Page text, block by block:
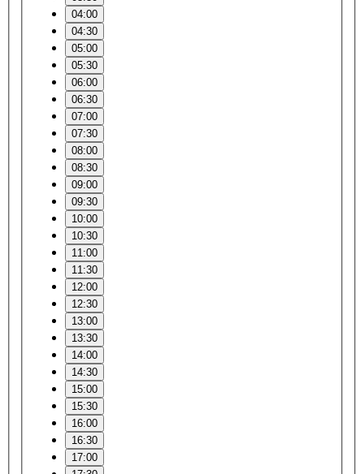
04:00
04:30
05:00
05:30
06:00
06:30
07:00
07:30
08:00
08:30
09:00
09:30
10:00
10:30
11:00
11:30
12:00
12:30
13:00
13:30
14:00
14:30
15:00
15:30
16:00
16:30
17:00